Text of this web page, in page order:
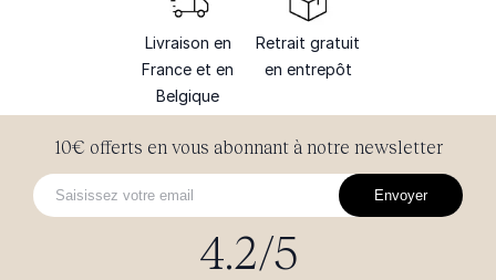
Livraison en
France et en
Belgique
Retrait gratuit
en entrepôt
10€ offerts en vous abonnant à notre newsletter
Envoyer
4.2/5